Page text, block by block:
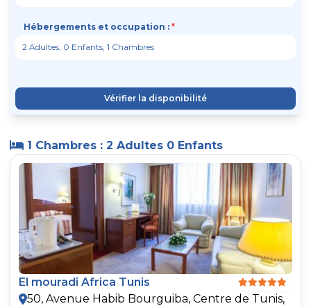
Hébergements et occupation : *
Vérifier la disponibilité
1 Chambres : 2 Adultes 0 Enfants
El mouradi Africa Tunis
50, Avenue Habib Bourguiba, Centre de Tunis,